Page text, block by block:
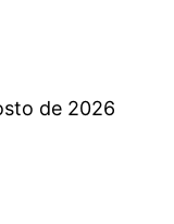
de 2026